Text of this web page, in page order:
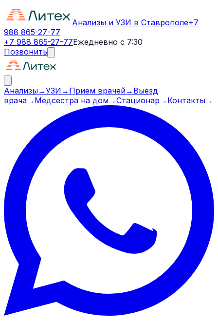
Анализы и УЗИ в Ставрополе+7
988 865-27-77
+7 988 865-27-77Ежедневно с 7:30
Позвонить
Анализы→УЗИ → Прием врачей→ Выезд
врача→ Медсестра на дом→Стационар → Контакты→